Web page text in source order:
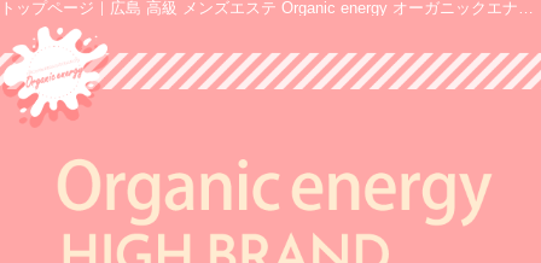
トップページ｜広島 高級 メンズエステ Organic energy オーガニックエナジー